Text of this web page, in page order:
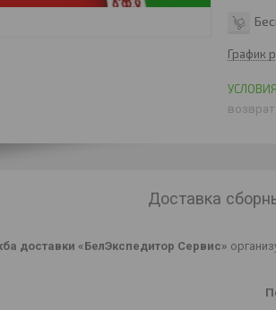
График
Доставка
доставки «БелЭкспедитор Сервис»